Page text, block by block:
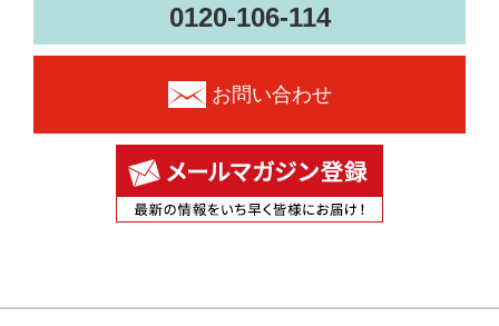
0120-106-114
お問い合わせ